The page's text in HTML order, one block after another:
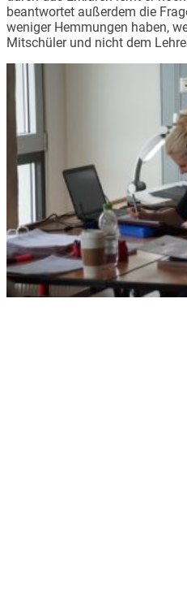
beantwortet außerdem die
weniger Hemmungen haben,
Mitschüler und nicht dem